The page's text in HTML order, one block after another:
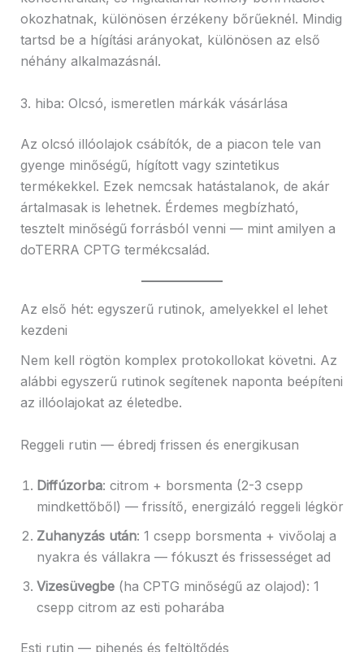
okozhatnak, különösen érzékeny bőrűeknél. Mindig
tartsd be a hígítási arányokat, különösen az első
néhány alkalmazásnál.
3. hiba: Olcsó, ismeretlen márkák vásárlása
Az olcsó illóolajok csábítók, de a piacon tele van
gyenge minőségű, hígított vagy szintetikus
termékekkel. Ezek nemcsak hatástalanok, de akár
ártalmasak is lehetnek. Érdemes megbízható,
tesztelt minőségű forrásból venni — mint amilyen a
doTERRA CPTG termékcsalád.
Az első hét: egyszerű rutinok, amelyekkel el lehet
kezdeni
Nem kell rögtön komplex protokollokat követni. Az
alábbi egyszerű rutinok segítenek naponta beépíteni
az illóolajokat az életedbe.
Reggeli rutin — ébredj frissen és energikusan
Diffúzorba: citrom + borsmenta (2-3 csepp
mindkettőből) — frissítő, energizáló reggeli légkör
Zuhanyzás után: 1 csepp borsmenta + vivőolaj a
nyakra és vállakra — fókuszt és frissességet ad
Vizesüvegbe(ha CPTG minőségű az olajod): 1
csepp citrom az esti poharába
Esti rutin — pihenés és feltöltődés